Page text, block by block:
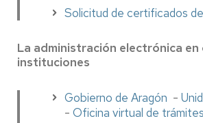
Solicitud de certificados
La administración electrónica
instituciones
Gobierno de Aragón -
- Oficina virtual de trámites